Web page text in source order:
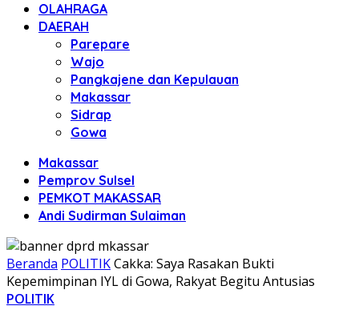
OLAHRAGA
DAERAH
Parepare
Wajo
Pangkajene dan Kepulauan
Makassar
Sidrap
Gowa
Makassar
Pemprov Sulsel
PEMKOT MAKASSAR
Andi Sudirman Sulaiman
Beranda POLITIKCakka: Saya Rasakan Bukti
Kepemimpinan IYL di Gowa, Rakyat Begitu Antusias
POLITIK